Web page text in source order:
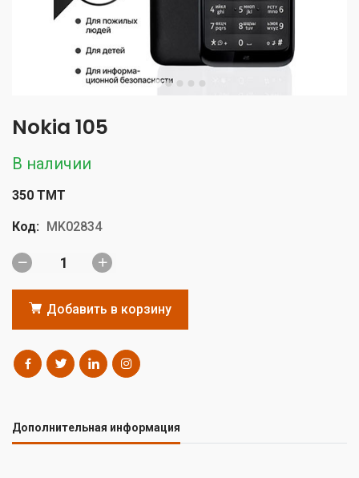
Nokia 105
В наличии
350 TMT
Код: MK02834
Добавить в корзину
Дополнительная информация